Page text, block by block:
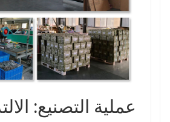
عملية التصنيع: